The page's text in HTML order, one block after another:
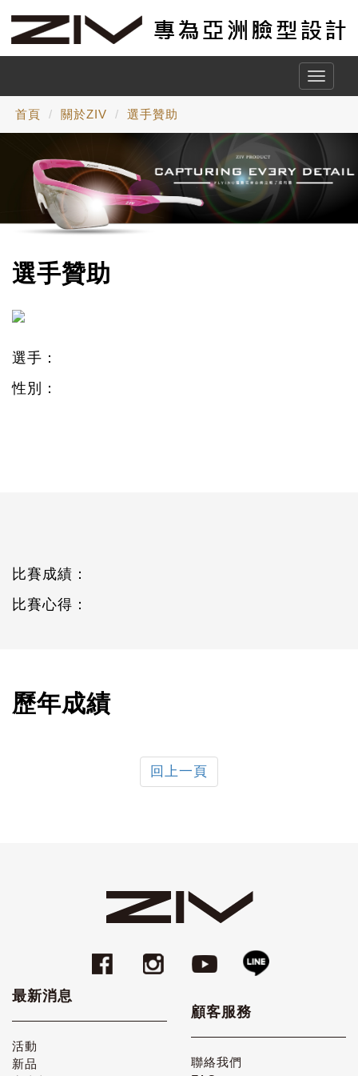
Toggle
首頁 關於ZIV 選手贊助
選手贊助
選手：
性別：
比賽成績：
比賽心得：
歷年成績
回上一頁
最新消息
活動
新品
顧客服務
聯絡我們